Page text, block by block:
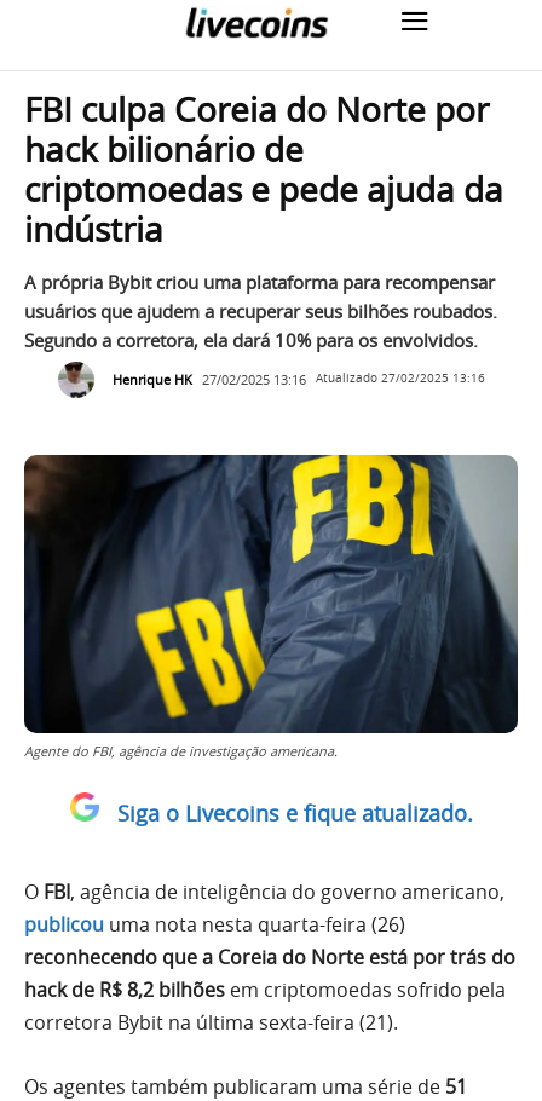
FBI culpa Coreia do Norte por
hack bilionário de
criptomoedas e pede ajuda da
indústria
A própria Bybit criou uma plataforma para recompensar
usuários que ajudem a recuperar seus bilhões roubados.
Segundo a corretora, ela dará 10% para os envolvidos.
Henrique HK 27/02/2025 13:16 Atualizado 27/02/2025 13:16
Agente do FBI, agência de investigação americana.
Siga o Livecoins e fique atualizado.
O FBI, agência de inteligência do governo americano,
publicou uma nota nesta quarta-feira (26)
reconhecendo que a Coreia do Norte está por trás do
hack de R$ 8,2 bilhões em criptomoedas sofrido pela
corretora Bybit na última sexta-feira (21).
Os agentes também publicaram uma série de 51